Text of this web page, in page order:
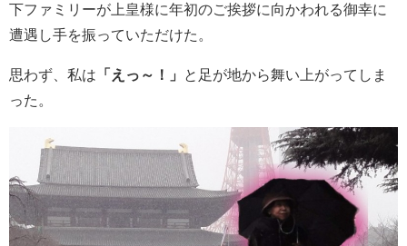
下ファミリーが上皇様に年初のご挨拶に向かわれる御幸に
遭遇し手を振っていただけた。
思わず、私は 「えっ～！」
と足が地から舞い上がってしま
った。